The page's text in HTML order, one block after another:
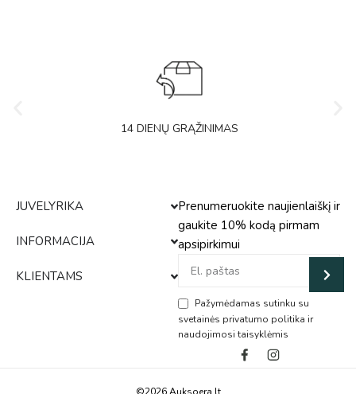
14 DIENŲ GRĄŽINIMAS
JUVELYRIKA
INFORMACIJA
KLIENTAMS
Prenumeruokite naujienlaiškį ir
gaukite 10% kodą pirmam
apsipirkimui
Pažymėdamas sutinku su
svetainės privatumo politika ir
naudojimosi taisyklėmis
Alternative: